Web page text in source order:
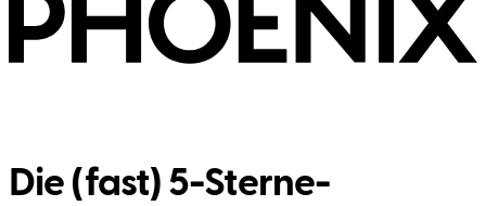
Die (fast) 5-Sterne-